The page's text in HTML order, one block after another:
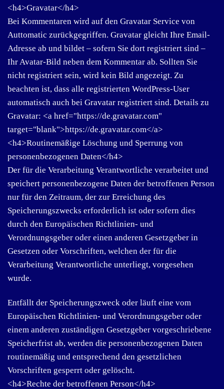
<h4>Gravatar</h4>
Bei Kommentaren wird auf den Gravatar Service von
Auttomatic zurückgegriffen. Gravatar gleicht Ihre Email-
Adresse ab und bildet – sofern Sie dort registriert sind –
Ihr Avatar-Bild neben dem Kommentar ab. Sollten Sie
nicht registriert sein, wird kein Bild angezeigt. Zu
beachten ist, dass alle registrierten WordPress-User
automatisch auch bei Gravatar registriert sind. Details zu
Gravatar: <a href="https://de.gravatar.com"
target="blank">https://de.gravatar.com</a>
<h4>Routinemäßige Löschung und Sperrung von
personenbezogenen Daten</h4>
Der für die Verarbeitung Verantwortliche verarbeitet und
speichert personenbezogene Daten der betroffenen Person
nur für den Zeitraum, der zur Erreichung des
Speicherungszwecks erforderlich ist oder sofern dies
durch den Europäischen Richtlinien- und
Verordnungsgeber oder einen anderen Gesetzgeber in
Gesetzen oder Vorschriften, welchen der für die
Verarbeitung Verantwortliche unterliegt, vorgesehen
wurde.
Entfällt der Speicherungszweck oder läuft eine vom
Europäischen Richtlinien- und Verordnungsgeber oder
einem anderen zuständigen Gesetzgeber vorgeschriebene
Speicherfrist ab, werden die personenbezogenen Daten
routinemäßig und entsprechend den gesetzlichen
Vorschriften gesperrt oder gelöscht.
<h4>Rechte der betroffenen Person</h4>